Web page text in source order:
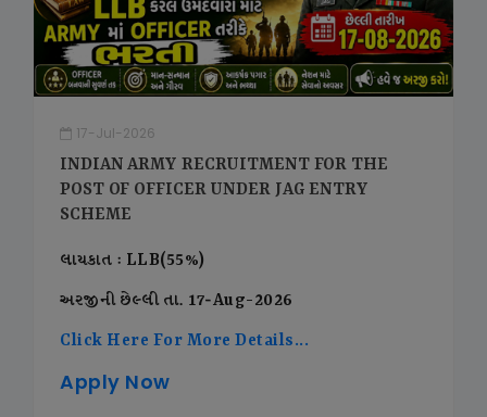
17-Jul-2026
INDIAN ARMY RECRUITMENT FOR THE
POST OF OFFICER UNDER JAG ENTRY
SCHEME
લાયકાત : LLB(55%)
અરજીની છેલ્લી તા. 17-Aug-2026
Click Here For More Details...
Apply Now